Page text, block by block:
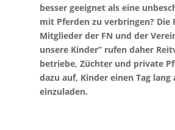
besser geeignet als eine
mit Pferden zu verbringen? Die
Mitglieder der FN und der
unsere Kinder” rufen daher
betriebe, Züchter und private
dazu auf, Kinder einen Tag
einzuladen.